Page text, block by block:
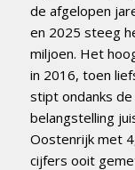
de afgelopen
en 2025 steeg
miljoen. Het
in 2016, toen
stipt ondanks de
belangstelling
Oostenrijk met
cijfers ooit